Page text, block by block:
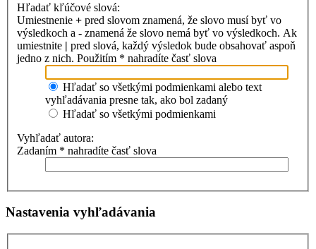
Hľadať kľúčové slová:
Umiestnenie + pred slovom znamená, že slovo musí byť vo
výsledkoch a - znamená že slovo nemá byť vo výsledkoch. Ak
umiestnite | pred slová, každý výsledok bude obsahovať aspoň
jedno z nich. Použitím * nahradíte časť slova
Hľadať so všetkými podmienkami alebo text
vyhľadávania presne tak, ako bol zadaný
Hľadať so všetkými podmienkami
Vyhľadať autora:
Zadaním * nahradíte časť slova
Nastavenia vyhľadávania